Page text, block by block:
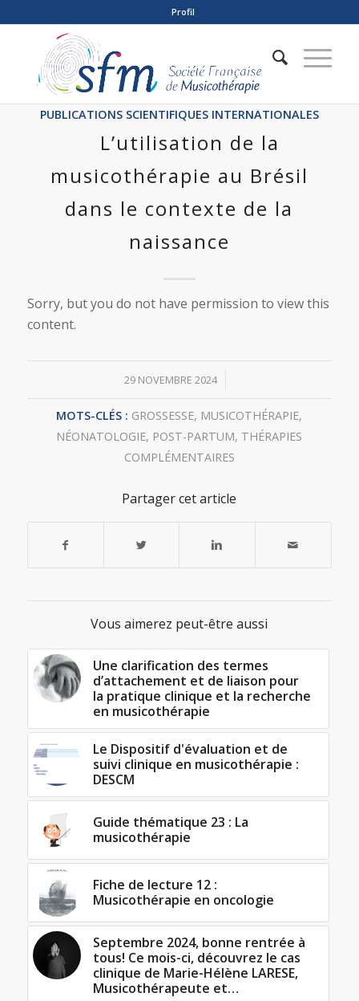
Profil
PUBLICATIONS SCIENTIFIQUES INTERNATIONALES
L’utilisation de la
musicothérapie au Brésil
dans le contexte de la
naissance
Sorry, but you do not have permission to view this
content.
29 NOVEMBRE 2024
/
MOTS-CLÉS : GROSSESSE, MUSICOTHÉRAPIE,
NÉONATOLOGIE, POST-PARTUM, THÉRAPIES
COMPLÉMENTAIRES
Partager cet article
Vous aimerez peut-être aussi
Une clarification des termes
d’attachement et de liaison pour
la pratique clinique et la recherche
en musicothérapie
Le Dispositif d'évaluation et de
suivi clinique en musicothérapie :
DESCM
Guide thématique 23 : La
musicothérapie
Fiche de lecture 12 :
Musicothérapie en oncologie
Septembre 2024, bonne rentrée à
tous! Ce mois-ci, découvrez le cas
clinique de Marie-Hélène LARESE,
Musicothérapeute et…